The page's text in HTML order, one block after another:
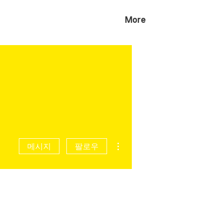
More
메시지 팔로우